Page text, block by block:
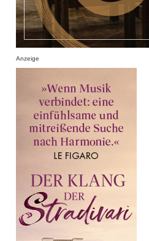
Anzeige